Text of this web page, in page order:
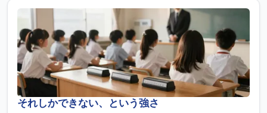
それしかできない、という強さ